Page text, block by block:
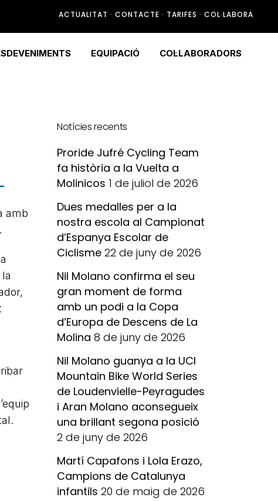
ACTUALITAT ·CONTACTE · TARIFES ·COL·LABORA
EQUIPACIÓ COL·LABORADORS
amb
Notícies recents
Proride Jufré Cycling Team
fa història a la Vuelta a
Molinicos 1 de juliol de 2026
Dues medalles per a la
nostra escola al Campionat
d’Espanya Escolar de
Ciclisme 22 de juny de 2026
Nil Molano confirma el seu
gran moment de forma
amb un podi a la Copa
d’Europa de Descens de La
Molina 8 de juny de 2026
Nil Molano guanya a la UCI
Mountain Bike World Series
de Loudenvielle-Peyragudes
i Aran Molano aconsegueix
una brillant segona posició
2 de juny de 2026
Martí Capafons i Lola Erazo,
Campions de Catalunya
infantils 20 de maig de 2026